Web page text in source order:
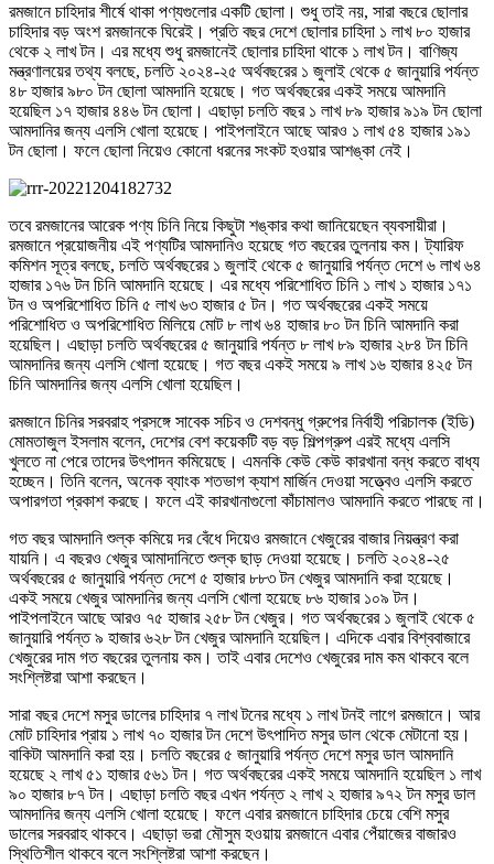
রমজানে চাহিদার শীর্ষে থাকা পণ্যগুলোর একটি ছোলা। শুধু তাই নয়, সারা বছরে ছোলার
চাহিদার বড় অংশ রমজানকে ঘিরেই। প্রতি বছর দেশে ছোলার চাহিদা ১ লাখ ৮০ হাজার
থেকে ২ লাখ টন। এর মধ্যে শুধু রমজানেই ছোলার চাহিদা থাকে ১ লাখ টন। বাণিজ্য
মন্ত্রণালয়ের তথ্য বলছে, চলতি ২০২৪-২৫ অর্থবছরের ১ জুলাই থেকে ৫ জানুয়ারি পর্যন্ত
৪৮ হাজার ৯৮০ টন ছোলা আমদানি হয়েছে। গত অর্থবছরের একই সময়ে আমদানি
হয়েছিল ১৭ হাজার ৪৪৬ টন ছোলা। এছাড়া চলতি বছর ১ লাখ ৮৯ হাজার ৯১৯ টন ছোলা
আমদানির জন্য এলসি খোলা হয়েছে। পাইপলাইনে আছে আরও ১ লাখ ৫৪ হাজার ১৯১
টন ছোলা। ফলে ছোলা নিয়েও কোনো ধরনের সংকট হওয়ার আশঙ্কা নেই।
তবে রমজানের আরেক পণ্য চিনি নিয়ে কিছুটা শঙ্কার কথা জানিয়েছেন ব্যবসায়ীরা।
রমজানে প্রয়োজনীয় এই পণ্যটির আমদানিও হয়েছে গত বছরের তুলনায় কম। ট্যারিফ
কমিশন সূত্র বলছে, চলতি অর্থবছরের ১ জুলাই থেকে ৫ জানুয়ারি পর্যন্ত দেশে ৬ লাখ ৬৪
হাজার ১৭৬ টন চিনি আমদানি হয়েছে। এর মধ্যে পরিশোধিত চিনি ১ লাখ ১ হাজার ১৭১
টন ও অপরিশোধিত চিনি ৫ লাখ ৬৩ হাজার ৫ টন। গত অর্থবছরের একই সময়ে
পরিশোধিত ও অপরিশোধিত মিলিয়ে মোট ৮ লাখ ৬৪ হাজার ৮০ টন চিনি আমদানি করা
হয়েছিল। এছাড়া চলতি অর্থবছরের ৫ জানুয়ারি পর্যন্ত ৮ লাখ ৮৯ হাজার ২৮৪ টন চিনি
আমদানির জন্য এলসি খোলা হয়েছে। গত বছর একই সময়ে ৯ লাখ ১৬ হাজার ৪২৫ টন
চিনি আমদানির জন্য এলসি খোলা হয়েছিল।
রমজানে চিনির সরবরাহ প্রসঙ্গে সাবেক সচিব ও দেশবন্ধু গ্রুপের নির্বাহী পরিচালক (ইডি)
মোমতাজুল ইসলাম বলেন, দেশের বেশ কয়েকটি বড় বড় শিল্পগ্রুপ এরই মধ্যে এলসি
খুলতে না পেরে তাদের উৎপাদন কমিয়েছে। এমনকি কেউ কেউ কারখানা বন্ধ করতে বাধ্য
হচ্ছেন। তিনি বলেন, অনেক ব্যাংক শতভাগ ক্যাশ মার্জিন দেওয়া সত্ত্বেও এলসি করতে
অপারগতা প্রকাশ করছে। ফলে এই কারখানাগুলো কাঁচামালও আমদানি করতে পারছে না।
গত বছর আমদানি শুল্ক কমিয়ে দর বেঁধে দিয়েও রমজানে খেজুরের বাজার নিয়ন্ত্রণ করা
যায়নি। এ বছরও খেজুর আমাদানিতে শুল্ক ছাড় দেওয়া হয়েছে। চলতি ২০২৪-২৫
অর্থবছরের ৫ জানুয়ারি পর্যন্ত দেশে ৫ হাজার ৮৮৩ টন খেজুর আমদানি করা হয়েছে।
একই সময়ে খেজুর আমদানির জন্য এলসি খোলা হয়েছে ৮৬ হাজার ১০৯ টন।
পাইপলাইনে আছে আরও ৭৫ হাজার ২৫৮ টন খেজুর। গত অর্থবছরের ১ জুলাই থেকে ৫
জানুয়ারি পর্যন্ত ৯ হাজার ৬২৮ টন খেজুর আমদানি হয়েছিল। এদিকে এবার বিশ্ববাজারে
খেজুরের দাম গত বছরের তুলনায় কম। তাই এবার দেশেও খেজুরের দাম কম থাকবে বলে
সংশ্লিষ্টরা আশা করছেন।
সারা বছর দেশে মসুর ডালের চাহিদার ৭ লাখ টনের মধ্যে ১ লাখ টনই লাগে রমজানে। আর
মোট চাহিদার প্রায় ১ লাখ ৭০ হাজার টন দেশে উৎপাদিত মসুর ডাল থেকে মেটানো হয়।
বাকিটা আমদানি করা হয়। চলতি বছরের ৫ জানুয়ারি পর্যন্ত দেশে মসুর ডাল আমদানি
হয়েছে ২ লাখ ৫১ হাজার ৫৬১ টন। গত অর্থবছরের একই সময়ে আমদানি হয়েছিল ১ লাখ
৯০ হাজার ৮৭ টন। এছাড়া চলতি বছর এখন পর্যন্ত ২ লাখ ২ হাজার ৯৭২ টন মসুর ডাল
আমদানির জন্য এলসি খোলা হয়েছে। ফলে এবার রমজানে চাহিদার চেয়ে বেশি মসুর
ডালের সরবরাহ থাকবে। এছাড়া ভরা মৌসুম হওয়ায় রমজানে এবার পেঁয়াজের বাজারও
স্থিতিশীল থাকবে বলে সংশ্লিষ্টরা আশা করছেন।